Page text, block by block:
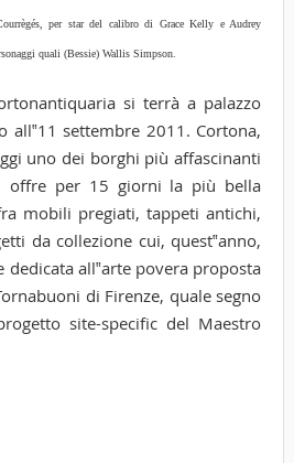
per star del calibro di Grace Kelly e Audrey
quali (Bessie) Wallis Simpson.
si terrà a palazzo
all‟11 settembre 2011. Cortona,
uno dei borghi più affascinanti
offre per 15 giorni la più bella
mobili pregiati, tappeti antichi,
da collezione cui, quest‟anno,
dedicata all‟arte povera proposta
di Firenze, quale segno
site-specific del Maestro